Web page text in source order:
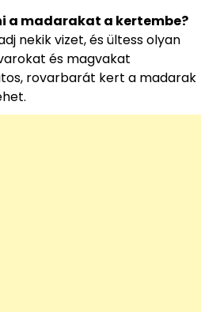
a madarakat a kertembe?
nekik vizet, és ültess olyan
és magvakat
rovarbarát kert a madarak